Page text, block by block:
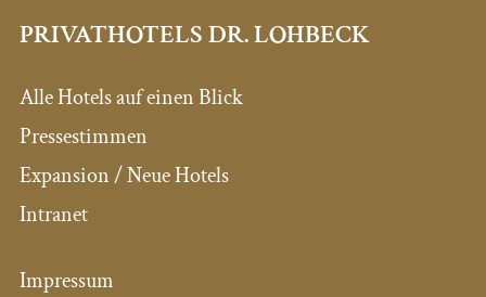
PRIVATHOTELS DR. LOHBECK
Alle Hotels auf einen Blick
Pressestimmen
Expansion / Neue Hotels
Intranet
Impressum